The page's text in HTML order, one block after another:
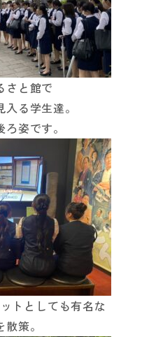
さと館で
る学生達。
姿です。
トとしても有名な
策。